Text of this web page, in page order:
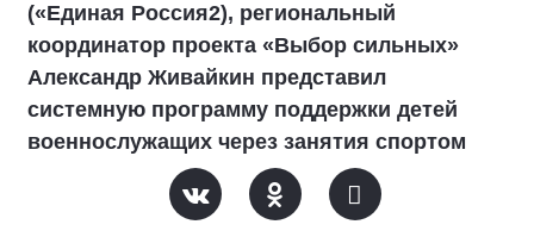
(«Единая Россия2), региональный
координатор проекта «Выбор сильных»
Александр Живайкин представил
системную программу поддержки детей
военнослужащих через занятия спортом